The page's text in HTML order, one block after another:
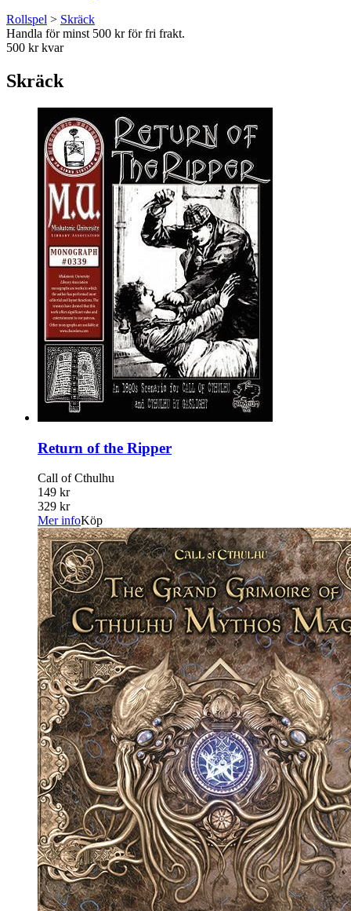
Rollspel > Skräck
Handla för minst 500 kr för fri frakt.
500 kr kvar
Skräck
Return of the Ripper
Call of Cthulhu
149 kr
329 kr
Mer infoKöp